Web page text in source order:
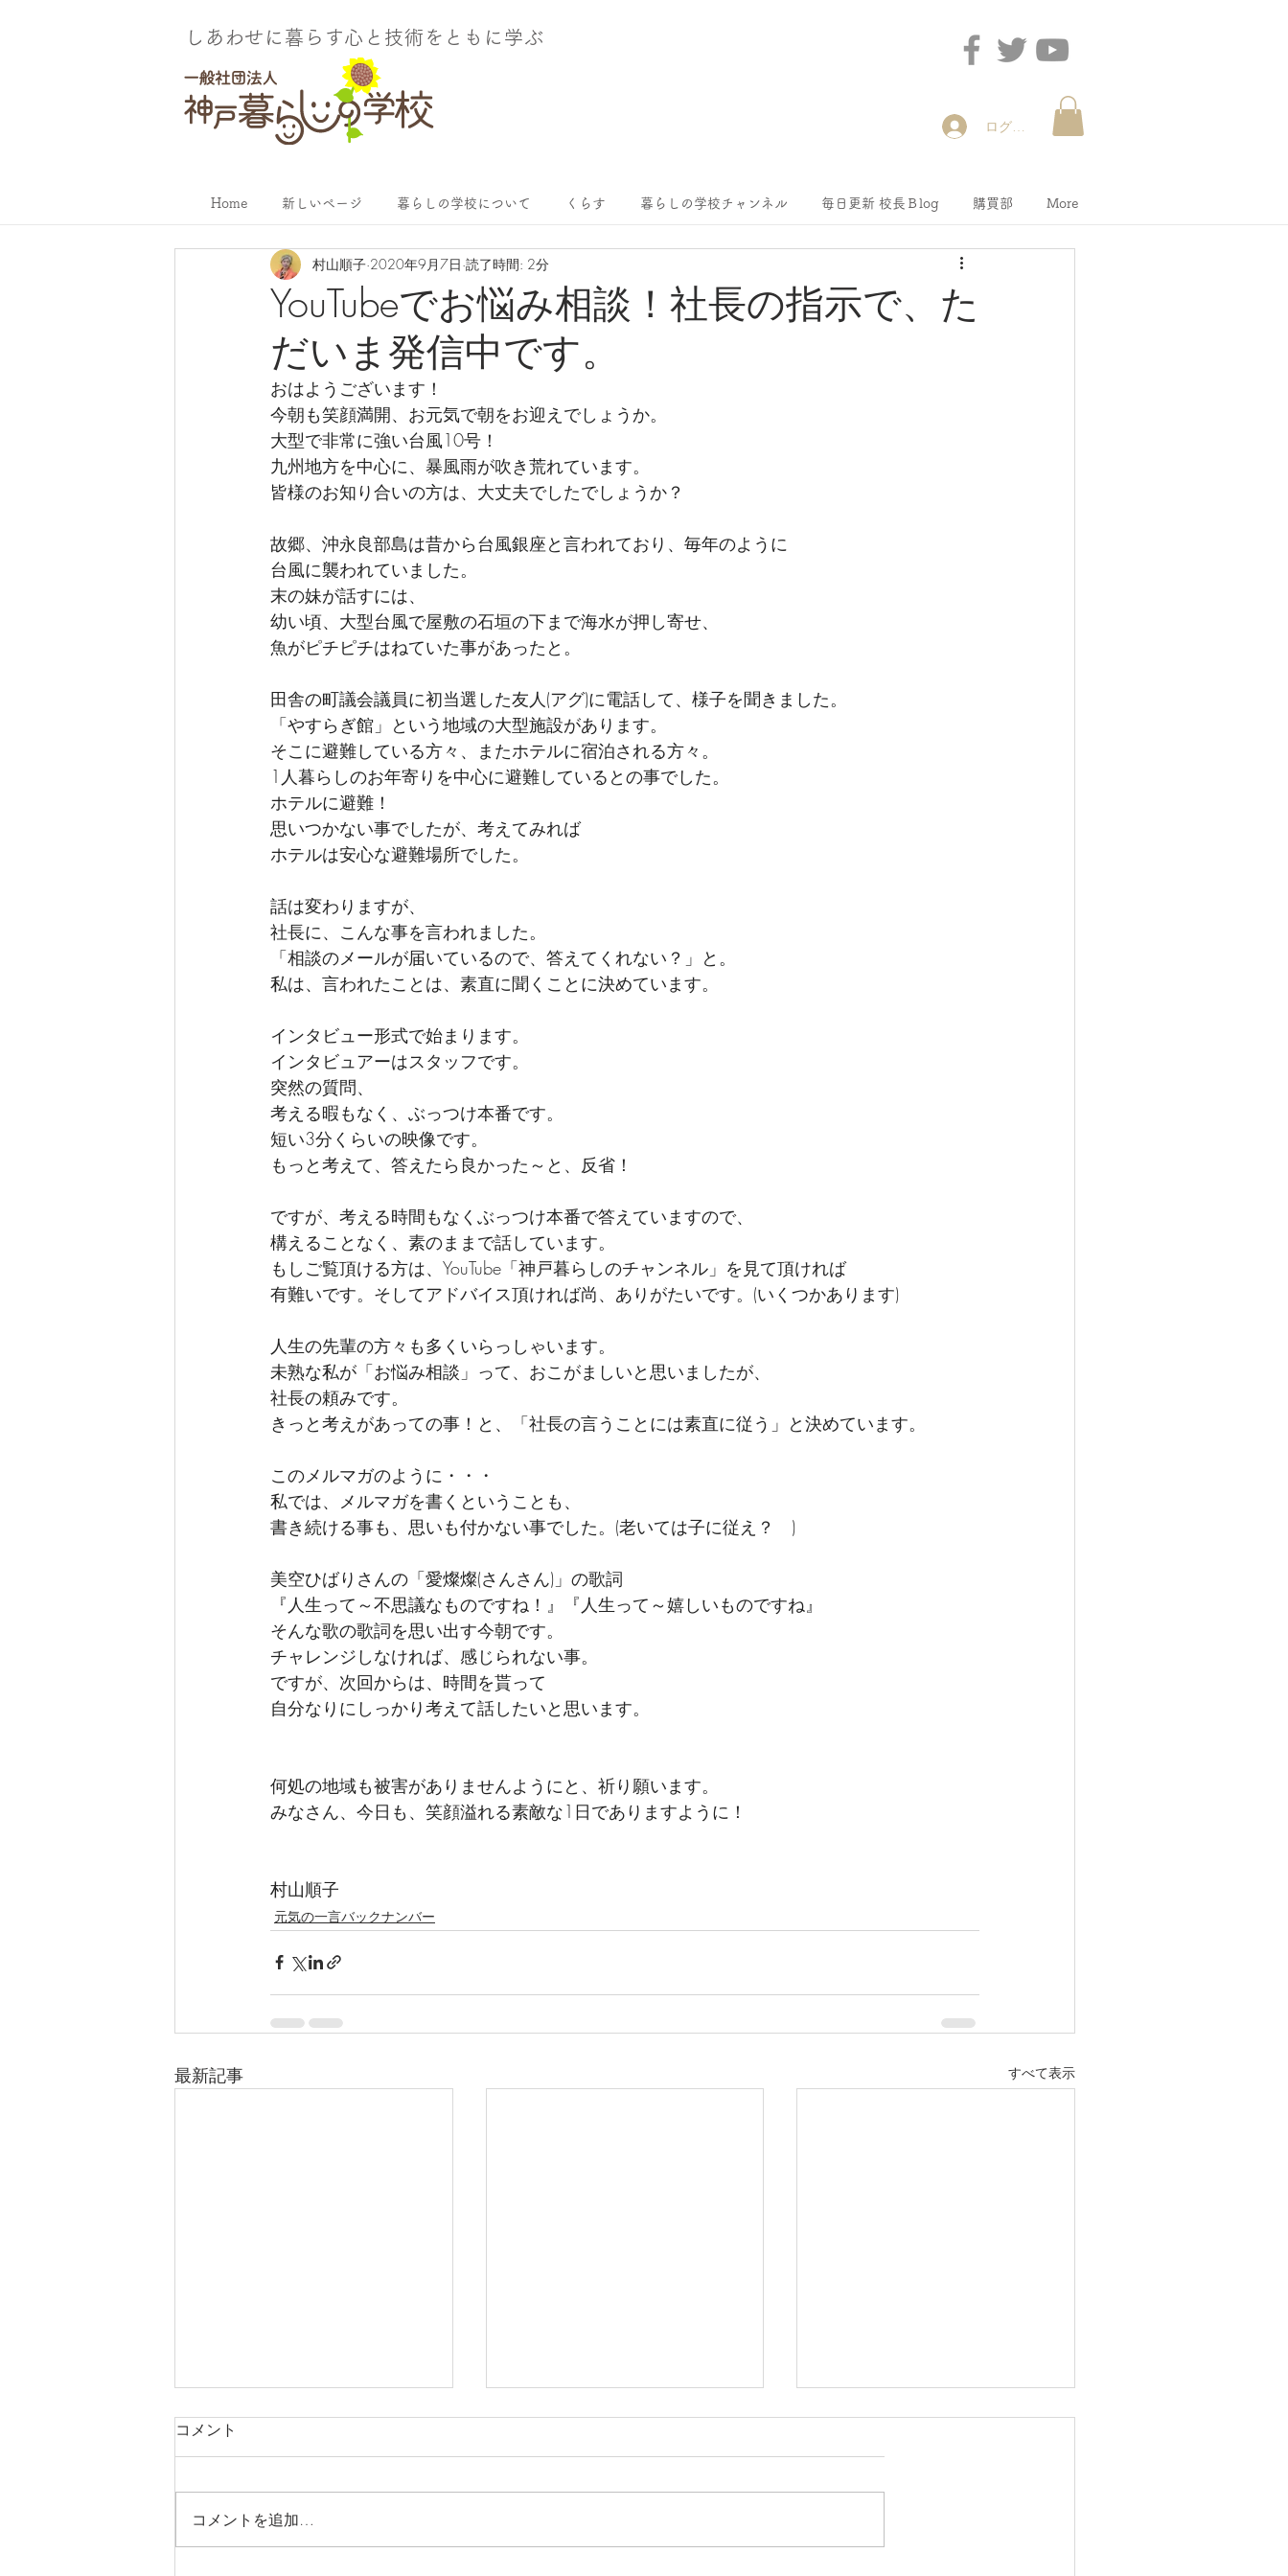
しあわせに暮らす​心と技術をともに学ぶ
ログイン
Home 新しいページ 暮らしの学校について くらす 暮らしの学校チャンネル 毎日更新 校長Ｂlog 購買部 More
YouTubeでお悩み相談！社長の指示で、た
だいま発信中です。
村山順子 2020年9月7日 読了時間: 2分
おはようございます！
今朝も笑顔満開、お元気で朝をお迎えでしょうか。
大型で非常に強い台風10号！
九州地方を中心に、暴風雨が吹き荒れています。
皆様のお知り合いの方は、大丈夫でしたでしょうか？
故郷、沖永良部島は昔から台風銀座と言われており、毎年のように
台風に襲われていました。
末の妹が話すには、
幼い頃、大型台風で屋敷の石垣の下まで海水が押し寄せ、
魚がピチピチはねていた事があったと。
田舎の町議会議員に初当選した友人(アグ)に電話して、様子を聞きました。
「やすらぎ館」という地域の大型施設があります。
そこに避難している方々、またホテルに宿泊される方々。
1人暮らしのお年寄りを中心に避難しているとの事でした。
ホテルに避難！
思いつかない事でしたが、考えてみれば
ホテルは安心な避難場所でした。
話は変わりますが、
社長に、こんな事を言われました。
「相談のメールが届いているので、答えてくれない？」と。
私は、言われたことは、素直に聞くことに決めています。
インタビュー形式で始まります。
インタビュアーはスタッフです。
突然の質問、
考える暇もなく、ぶっつけ本番です。
短い3分くらいの映像です。
もっと考えて、答えたら良かった～と、反省！
ですが、考える時間もなくぶっつけ本番で答えていますので、
構えることなく、素のままで話しています。
もしご覧頂ける方は、YouTube「神戸暮らしのチャンネル」を見て頂ければ
有難いです。そしてアドバイス頂ければ尚、ありがたいです。(いくつかあります)
人生の先輩の方々も多くいらっしゃいます。
未熟な私が「お悩み相談」って、おこがましいと思いましたが、
社長の頼みです。
きっと考えがあっての事！と、「社長の言うことには素直に従う」と決めています。
このメルマガのように・・・
私では、メルマガを書くということも、
書き続ける事も、思いも付かない事でした。(老いては子に従え？　)
美空ひばりさんの「愛燦燦(さんさん)」の歌詞
『人生って～不思議なものですね！』『人生って～嬉しいものですね』
そんな歌の歌詞を思い出す今朝です。
チャレンジしなければ、感じられない事。
ですが、次回からは、時間を貰って
自分なりにしっかり考えて話したいと思います。
何処の地域も被害がありませんようにと、祈り願います。
みなさん、今日も、笑顔溢れる素敵な1日でありますように！
村山順子
元気の一言バックナンバー
最新記事 すべて表示
コメント
コメントを追加…